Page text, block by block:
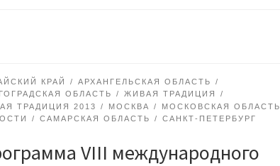
КРАЙ
АРХАНГЕЛЬСКАЯ ОБЛАСТЬ
ОБЛАСТЬ
ЖИВАЯ ТРАДИЦИЯ
ТРАДИЦИЯ 2013
МОСКВА
МОСКОВСКАЯ ОБЛАСТЬ
САМАРСКАЯ ОБЛАСТЬ САНКТ-ПЕТЕРБУРГ
VIII международного